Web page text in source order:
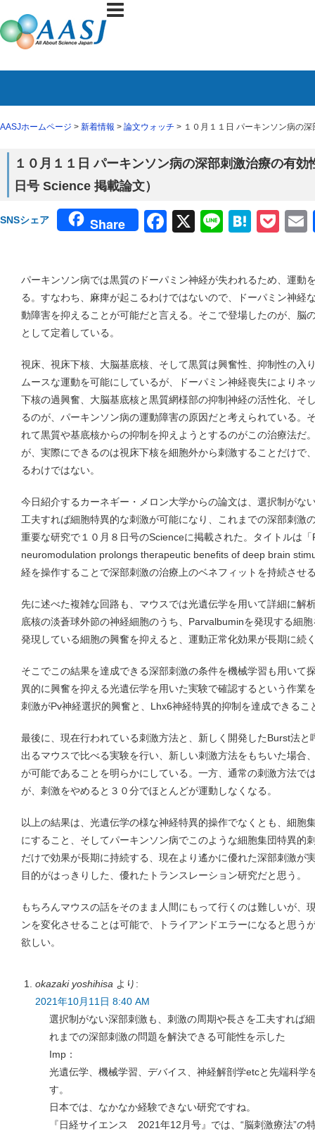
AASJホームページ > 新着情報 > 論文ウォッチ > １０月１１日 パーキンソン病の
１０月１１日 パーキンソン病の深部刺激治療の有
日号 Science 掲載論文）
SNSシェア Share Facebook
X Line
パーキンソン病では黒質のドーパミン神経が失われるため、運動
る。すなわち、麻痺が起こるわけではないので、ドーパミン神経
動障害を抑えることが可能だと言える。そこで登場したのが、脳
として定着している。
視床、視床下核、大脳基底核、そして黒質は興奮性、抑制性の入
ムースな運動を可能にしているが、ドーパミン神経喪失によりネ
下核の過興奮、大脳基底核と黒質網様部の抑制神経の活性化、そ
るのが、パーキンソン病の運動障害の原因だと考えられている。
れて黒質や基底核からの抑制を抑えようとするのがこの治療法だ
が、実際にできるのは視床下核を細胞外から刺激することだけで
るわけではない。
今日紹介するカーネギー・メロン大学からの論文は、選択制がな
工夫すれば細胞特異的な刺激が可能になり、これまでの深部刺激
重要な研究で１０月８日号のScienceに掲載された。タイトルは
neuromodulation prolongs therapeutic benefits of deep brain
経を操作することで深部刺激の治療上のベネフィットを持続させ
先に述べた複雑な回路も、マウスでは光遺伝学を用いて詳細に解
底核の淡蒼球外節の神経細胞のうち、Parvalbuminを発現する細
発現している細胞の興奮を抑えると、運動正常化効果が長期に続
そこでこの結果を達成できる深部刺激の条件を機械学習も用いて
異的に興奮を抑える光遺伝学を用いた実験で確認するという作業
刺激がPv神経選択的興奮と、Lhx6神経特異的抑制を達成できるこ
最後に、現在行われている刺激方法と、新しく開発したBurst法
出るマウスで比べる実験を行い、新しい刺激方法をもちいた場合
が可能であることを明らかにしている。一方、通常の刺激方法で
が、刺激をやめると３０分でほとんどが運動しなくなる。
以上の結果は、光遺伝学の様な神経特異的操作でなくとも、細胞
にすること、そしてパーキンソン病でこのような細胞集団特異的
だけで効果が長期に持続する、現在より遙かに優れた深部刺激が
目的がはっきりした、優れたトランスレーション研究だと思う。
もちろんマウスの話をそのまま人間にもって行くのは難しいが、
ンを変化させることは可能で、トライアンドエラーになると思う
欲しい。
okazaki yoshihisa より:
2021年10月11日 8:40 AM
選択制がない深部刺激も、刺激の周期や長さを工夫すれば
れまでの深部刺激の問題を解決できる可能性を示した
Imp：
光遺伝学、機械学習、デバイス、神経解剖学etcと先端科学
す。
日本では、なかなか経験できない研究ですね。
『日経サイエンス 2021年12月号』では、“脳刺激療法”の